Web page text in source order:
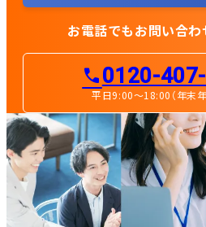
お電話でもお問い合
0120-
平日9:00〜18:00（年末年